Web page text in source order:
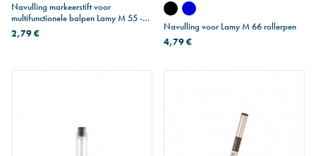
Navulling markeerstift voor
multifunctionele balpen Lamy M 55 -
oranje
2,79 €
Navulling voor Lamy M 66 rollerpen
4,79 €